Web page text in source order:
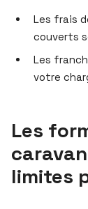
Les frais
couverts
Les
votre
Les
limites